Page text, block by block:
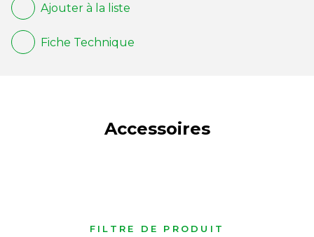
Ajouter à la liste
Fiche Technique
Accessoires
FILTRE DE PRODUIT